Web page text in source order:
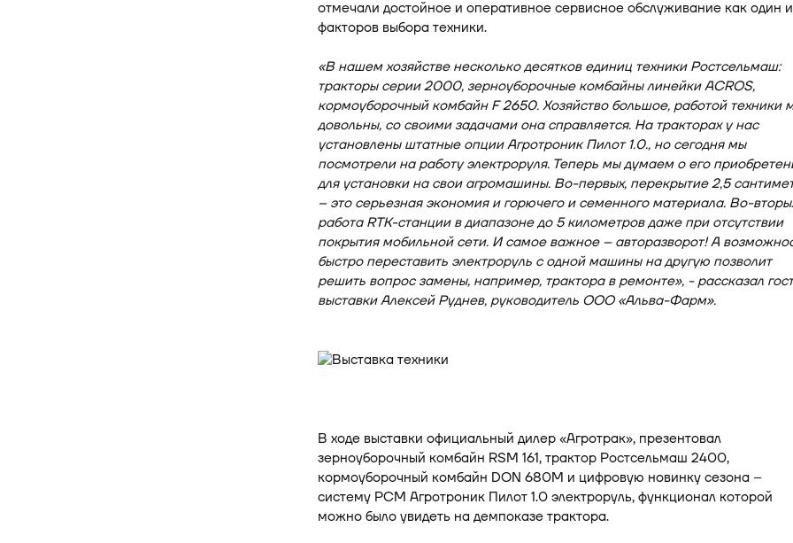
отмечали достойное и оперативное сервисное обслуживание как один
факторов выбора техники.
«В нашем хозяйстве несколько десятков единиц техники Ростсельмаш:
тракторы серии 2000, зерноуборочные комбайны линейки ACROS,
кормоуборочный комбайн F 2650. Хозяйство большое, работой техники
довольны, со своими задачами она справляется. На тракторах у нас
установлены штатные опции Агротроник Пилот 1.0., но сегодня мы
посмотрели на работу электроруля. Теперь мы думаем о его
для установки на свои агромашины. Во-первых, перекрытие 2,5
– это серьезная экономия и горючего и семенного материала. Во-
работа RTK-станции в диапазоне до 5 километров даже при отсутствии
покрытия мобильной сети. И самое важное – авторазворот! А
быстро переставить электроруль с одной машины на другую позволит
решить вопрос замены, например, трактора в ремонте», - рассказал
выставки Алексей Руднев, руководитель ООО «Альва-Фарм».
В ходе выставки официальный дилер «Агротрак», презентовал
зерноуборочный комбайн RSM 161, трактор Ростсельмаш 2400,
кормоуборочный комбайн DON 680M и цифровую новинку сезона –
систему РСМ Агротроник Пилот 1.0 электроруль, функционал которой
можно было увидеть на демпоказе трактора.